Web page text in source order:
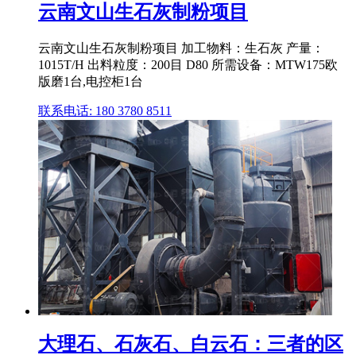
云南文山生石灰制粉项目
云南文山生石灰制粉项目 加工物料：生石灰 产量：
1015T/H 出料粒度：200目 D80 所需设备：MTW175欧
版磨1台,电控柜1台
联系电话: 180 3780 8511
大理石、石灰石、白云石：三者的区